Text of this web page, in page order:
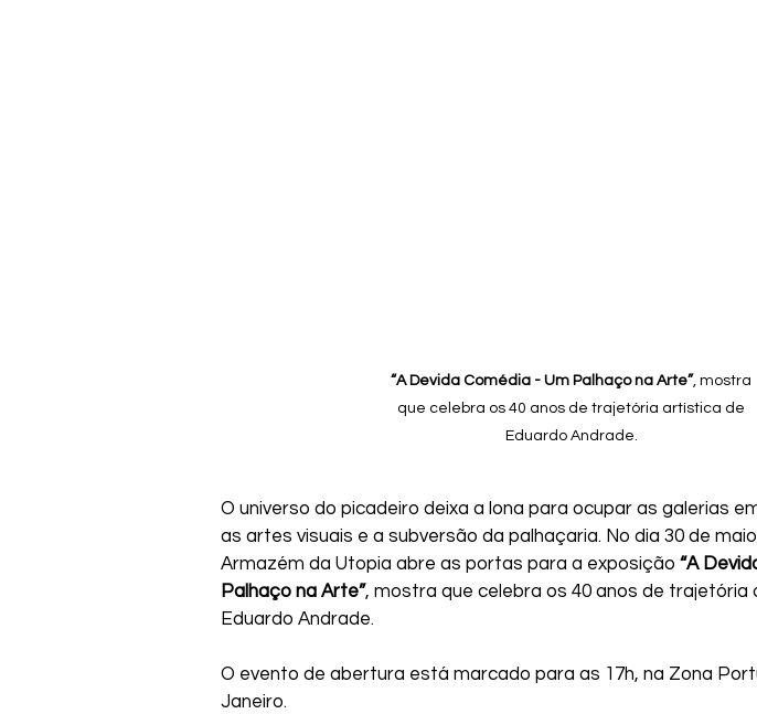
“A Devida Comédia - Um Palhaço na Arte”, mostra
que celebra os 40 anos de trajetória artística de
Eduardo Andrade.
O universo do picadeiro deixa a lona para ocupar as galerias
as artes visuais e a subversão da palhaçaria. No dia 30 de
Armazém da Utopia abre as portas para a exposição “A
Palhaço na Arte”, mostra que celebra os 40 anos de trajetória
Eduardo Andrade.
O evento de abertura está marcado para as 17h, na Zona
Janeiro.